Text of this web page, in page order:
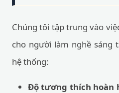
Chúng tôi tập trung vào
cho người làm nghề sáng
hệ thống:
Độ tương thích hoàn